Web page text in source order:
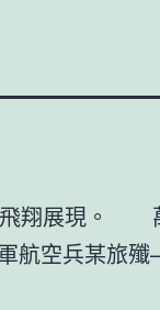
翔展現。 萬
空兵某旅